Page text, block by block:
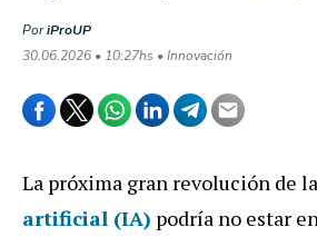
PoriProUP
30.06.2026 • 10:27hs • Innovación
La próxima gran revolución de la
artificial (IA) podría no estar